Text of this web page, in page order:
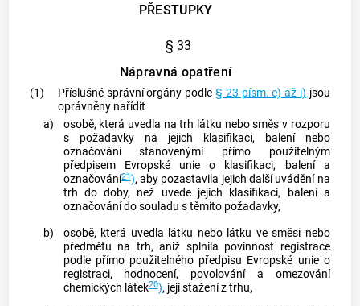
PŘESTUPKY
§ 33
Nápravná opatření
(1) Příslušné správní orgány podle§ 23 písm. e) až i) jsou
oprávněny nařídit
a)
osobě, která uvedla na trh látku nebo směs v rozporu
s požadavky na jejich klasifikaci, balení nebo
označování stanovenými přímo použitelným
předpisem Evropské unie o klasifikaci, balení a
označování21), aby pozastavila jejich další uvádění na
trh do doby, než uvede jejich klasifikaci, balení a
označování do souladu s těmito požadavky,
b)
osobě, která uvedla látku nebo látku ve směsi nebo
předmětu na trh, aniž splnila povinnost registrace
podle přímo použitelného předpisu Evropské unie o
registraci, hodnocení, povolování a omezování
chemických látek20), její stažení z trhu,